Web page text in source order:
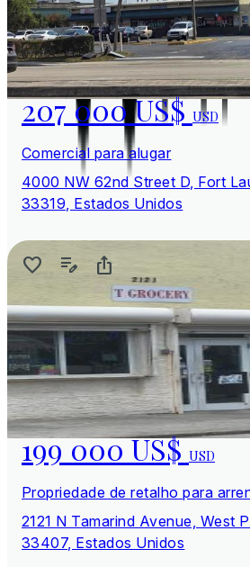
207 000 US$USD
Comercial para alugar
4000 NW 62nd Street D, Fort
33319, Estados Unidos
199 000 US$USD
Propriedade de retalho para
2121 N Tamarind Avenue, West
33407, Estados Unidos